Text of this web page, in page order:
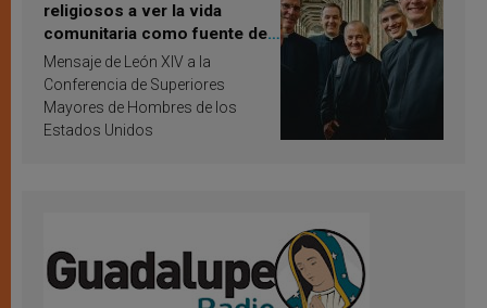
religiosos a ver la vida
comunitaria como fuente de
inspiración y santificación
Mensaje de León XIV a la
Conferencia de Superiores
Mayores de Hombres de los
Estados Unidos